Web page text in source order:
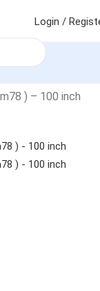
Login /
) – 100 inch